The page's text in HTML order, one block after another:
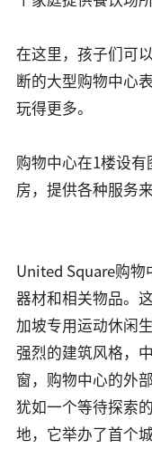
在这里，孩子们可
断的大型购物中心
玩得更多。
购物中心在1楼设
房，提供各种服务
United Square购物
器材和相关物品。
加坡专用运动休闲
强烈的建筑风格，
窗，购物中心的外
犹如一个等待探索
地，它举办了首个